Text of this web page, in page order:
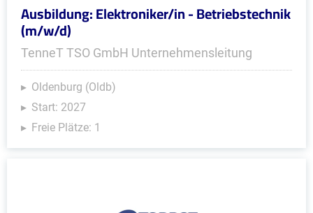
Ausbildung: Elektroniker/in - Betriebstechnik
(m/w/d)
TenneT TSO GmbH Unternehmensleitung
Oldenburg (Oldb)
Start: 2027
Freie Plätze: 1